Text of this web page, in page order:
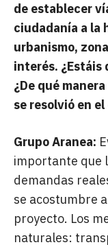
de establecer
ciudadanía a la
urbanismo,
interés. ¿Estáis
¿De qué
se resolvió en
Grupo Aranea:
importante que
demandas
se acostumbre
proyecto. Los
naturales: